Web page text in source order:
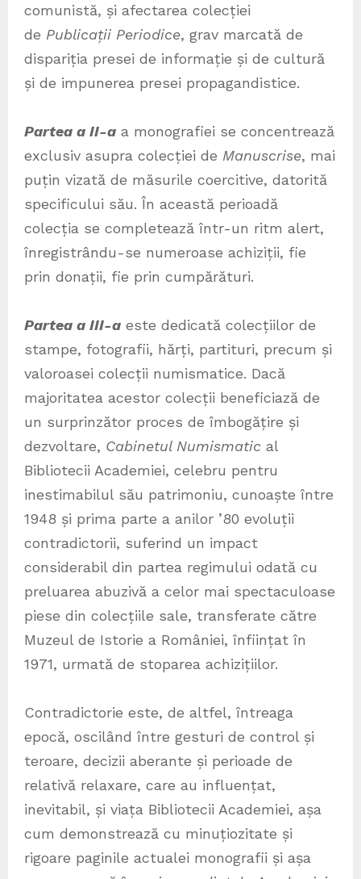
comunistă, și afectarea colecției
de Publicații Periodice, grav marcată de
dispariția presei de informație și de cultură
și de impunerea presei propagandistice.
Partea a II-a a monografiei se concentrează
exclusiv asupra colecției de Manuscrise, mai
puțin vizată de măsurile coercitive, datorită
specificului său. În această perioadă
colecția se completează într-un ritm alert,
înregistrându-se numeroase achiziții, fie
prin donații, fie prin cumpărături.
Partea a III-a este dedicată colecțiilor de
stampe, fotografii, hărți, partituri, precum și
valoroasei colecții numismatice. Dacă
majoritatea acestor colecții beneficiază de
un surprinzător proces de îmbogățire și
dezvoltare, Cabinetul Numismatic al
Bibliotecii Academiei, celebru pentru
inestimabilul său patrimoniu, cunoaște între
1948 și prima parte a anilor ’80 evoluții
contradictorii, suferind un impact
considerabil din partea regimului odată cu
preluarea abuzivă a celor mai spectaculoase
piese din colecțiile sale, transferate către
Muzeul de Istorie a României, înființat în
1971, urmată de stoparea achizițiilor.
Contradictorie este, de altfel, întreaga
epocă, oscilând între gesturi de control și
teroare, decizii aberante și perioade de
relativă relaxare, care au influențat,
inevitabil, și viața Bibliotecii Academiei, așa
cum demonstrează cu minuțiozitate și
rigoare paginile actualei monografii și așa